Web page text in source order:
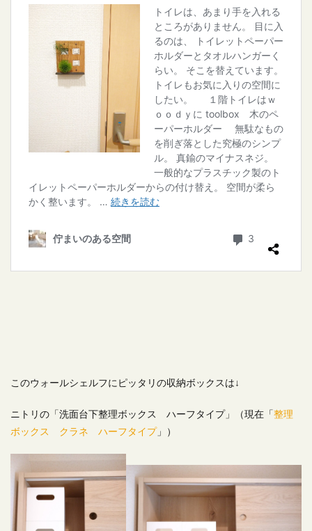
このウォールシェルフにピッタリの収納ボックスは↓
ニトリの「洗面台下整理ボックス ハーフタイプ」（現在「整理
ボックス クラネ ハーフタイプ」）